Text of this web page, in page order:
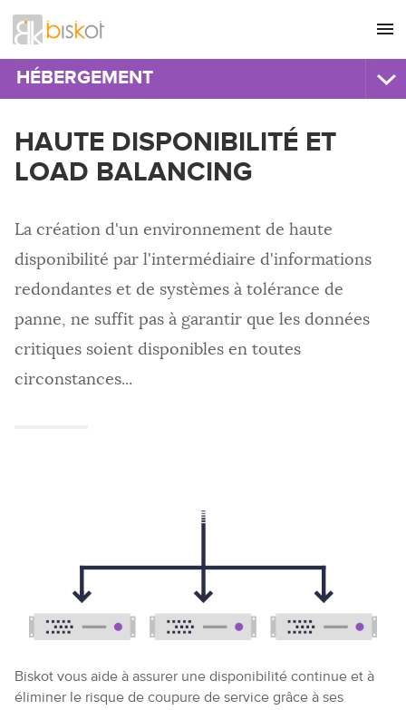
L'agence
Recrutement
Nous contacter
SITES INTERNET
COMMUNICATION
HÉBERGEMENT
IMPRESSION
HÉBERGEMENT
HÉBERGEMENT DE SERVEURS
Hébergement mutualisé
Hébergement dédié
Location de baies
HÉBERGEUR PROFESSIONNEL
Infogérance
Sauvegarde serveur
Haute disponibilité
Streaming
HAUTE DISPONIBILITÉ ET
LOAD BALANCING
La création d'un environnement de haute
disponibilité par l'intermédiaire d'informations
redondantes et de systèmes à tolérance de
panne, ne suffit pas à garantir que les données
critiques soient disponibles en toutes
circonstances...
Biskot vous aide à assurer une disponibilité continue et à
éliminer le risque de coupure de service grâce à ses